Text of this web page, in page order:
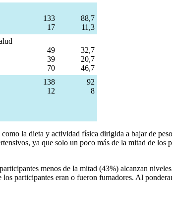
133
17
88,7
11,3
49
39
70
32,7
20,7
46,7
138
12
92
8
la dieta y actividad física dirigida a bajar de
ya que solo un poco más de la mitad de los
menos de la mitad (43%) alcanzan
participantes eran o fueron fumadores. Al